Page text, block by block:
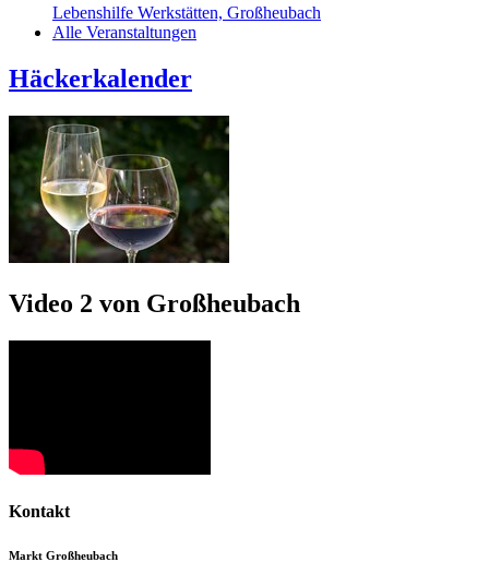
Lebenshilfe Werkstätten, Großheubach
Alle Veranstaltungen
Häckerkalender
Video 2 von Großheubach
Kontakt
Markt Großheubach